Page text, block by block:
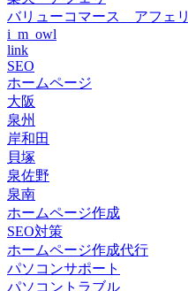
バリューコマース アフェリ
i_m_owl
link
SEO
ホームページ
大阪
泉州
岸和田
貝塚
泉佐野
泉南
ホームページ作成
SEO対策
ホームページ作成代行
パソコンサポート
パソコントラブル